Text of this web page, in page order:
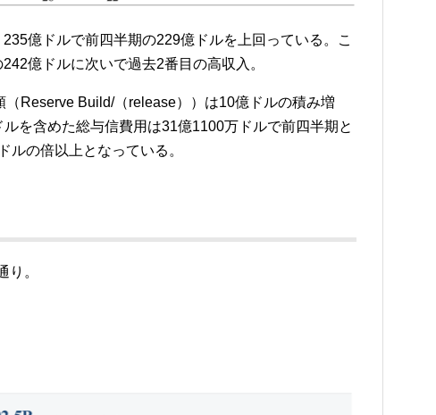
億ドルで前四半期の229億ドルを上回っている。こ
242億ドルに次いで過去2番目の高収入。
Reserve Build/（release））は10億ドルの積み増
を含めた総与信費用は31億1100万ドルで前四半期と
ルの倍以上となっている。
り。